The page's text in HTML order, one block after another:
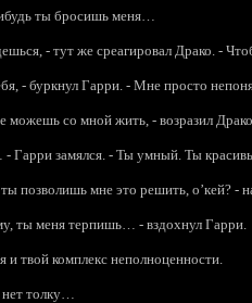
ты бросишь меня…
- тут же среагировал Драко. -
- буркнул Гарри. - Мне просто
можешь со мной жить, - возразил
Гарри замялся. - Ты умный. Ты
позволишь мне это решить, о’кей? -
ты меня терпишь… - вздохнул Гарри.
и твой комплекс неполноценности.
толку…